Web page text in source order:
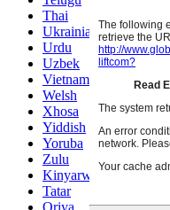
Thai
Ukrainian
Urdu
Uzbek
Vietnamese
Welsh
Xhosa
Yiddish
Yoruba
Zulu
Kinyarwanda
Tatar
Oriya